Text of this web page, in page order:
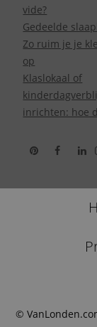
vide?
Gedeelde
Zo ruim je je
op
Klaslokaal of
inrichten: hoe
©